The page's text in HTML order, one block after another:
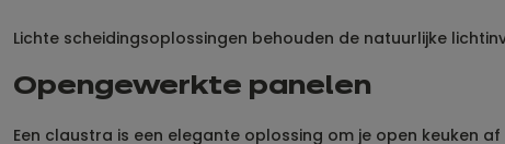
Lichte scheidingsoplossingen behouden de natuurlijke
Opengewerkte panelen
Een claustra is een elegante oplossing om je open keuken